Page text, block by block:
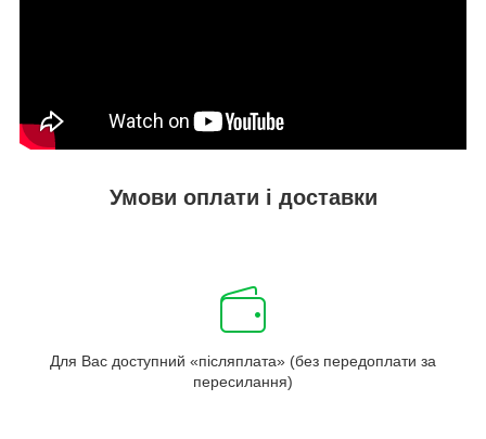
Умови оплати і доставки
Для Вас доступний «післяплата» (без передоплати за
пересилання)